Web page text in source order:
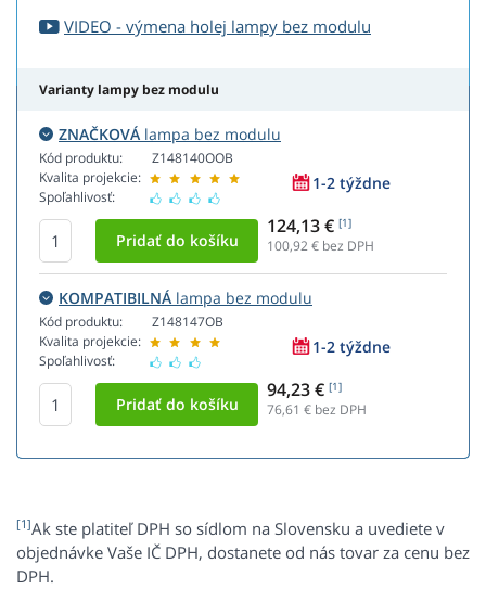
VIDEO - výmena holej lampy bez modulu
Varianty lampy bez modulu
ZNAČKOVÁ lampa bez modulu
Kód produktu:
Kvalita projekcie:
Spoľahlivosť:
Z148140OOB
1-2 týždne
124,13 € [1]
100,92€ bez DPH
KOMPATIBILNÁ lampa bez modulu
Kód produktu:
Kvalita projekcie:
Spoľahlivosť:
Z148147OB
1-2 týždne
94,23 € [1]
76,61 € bez DPH
[1]Ak ste platiteľ DPH so sídlom na Slovensku a uvediete v
objednávke Vaše IČ DPH, dostanete od nás tovar za cenu bez
DPH.